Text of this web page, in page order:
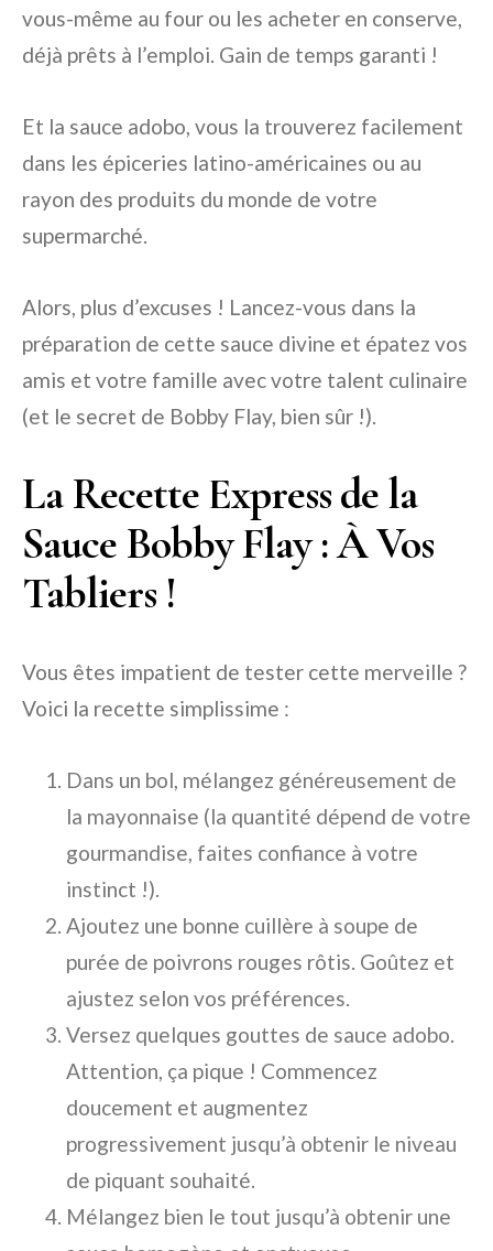
vous-même au four ou les acheter en conserve,
déjà prêts à l’emploi. Gain de temps garanti !
Et la sauce adobo, vous la trouverez facilement
dans les épiceries latino-américaines ou au
rayon des produits du monde de votre
supermarché.
Alors, plus d’excuses ! Lancez-vous dans la
préparation de cette sauce divine et épatez vos
amis et votre famille avec votre talent culinaire
(et le secret de Bobby Flay, bien sûr !).
La Recette Express de la
Sauce Bobby Flay : À Vos
Tabliers !
Vous êtes impatient de tester cette merveille ?
Voici la recette simplissime :
Dans un bol, mélangez généreusement de
la mayonnaise (la quantité dépend de votre
gourmandise, faites confiance à votre
instinct !).
Ajoutez une bonne cuillère à soupe de
purée de poivrons rouges rôtis. Goûtez et
ajustez selon vos préférences.
Versez quelques gouttes de sauce adobo.
Attention, ça pique ! Commencez
doucement et augmentez
progressivement jusqu’à obtenir le niveau
de piquant souhaité.
Mélangez bien le tout jusqu’à obtenir une